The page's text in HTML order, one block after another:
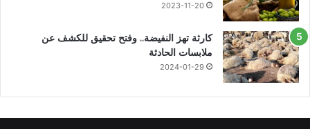
2023-11-20
كارثة تهز النفيضة.. وفتح تحقيق للكشف عن
ملابسات الحادثة
2024-01-29